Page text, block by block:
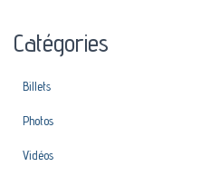
Catégories
Billets
Photos
Vidéos